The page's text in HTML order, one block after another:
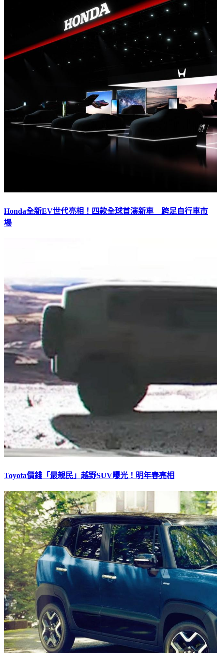
Honda全新EV世代亮相！四款全球首演新車 跨足自行車市
場
Toyota價錢「最親民」越野SUV曝光！明年春亮相